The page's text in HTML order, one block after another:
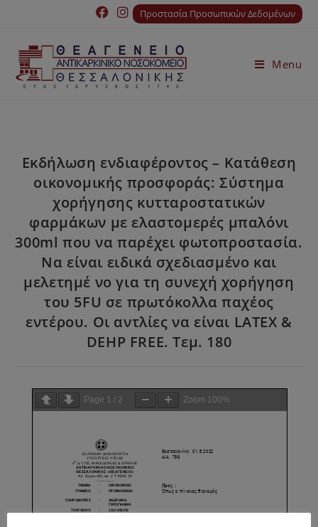
Προστασία Προσωπικών Δεδομένων
Menu
Εκδήλωση ενδιαφέροντος – Κατάθεση
οικονομικής προσφοράς: Σύστημα
χορήγησης κυτταροστατικών
φαρμάκων με ελαστομερές μπαλόνι
300ml που να παρέχει φωτοπροστασία.
Να είναι ειδικά σχεδιασμένο και
μελετημέ νο για τη συνεχή χορήγηση
του 5FU σε πρωτόκολλα παχέος
εντέρου. Οι αντλίες να είναι LATEX &
DEHP FREE. Τεμ. 180
Page 1 / 2 Zoom 100%